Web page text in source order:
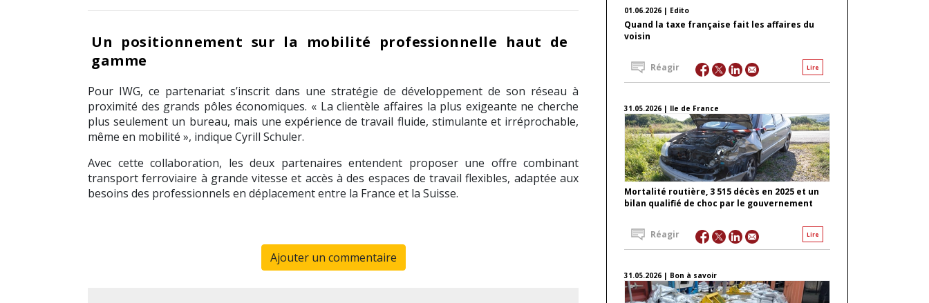
Un positionnement sur la mobilité professionnelle haut de
gamme
Pour IWG, ce partenariat s’inscrit dans une stratégie de développement de son réseau à
proximité des grands pôles économiques. « La clientèle affaires la plus exigeante ne cherche
plus seulement un bureau, mais une expérience de travail fluide, stimulante et irréprochable,
même en mobilité », indique Cyrill Schuler.
Avec cette collaboration, les deux partenaires entendent proposer une offre combinant
transport ferroviaire à grande vitesse et accès à des espaces de travail flexibles, adaptée aux
besoins des professionnels en déplacement entre la France et la Suisse.
Ajouter un commentaire
01.06.2026 | Edito
Quand la taxe française fait les affaires du
voisin
Lire
Réagir
31.05.2026 | Ile de France
Mortalité routière, 3 515 décès en 2025 et un
bilan qualifié de choc par le gouvernement
Lire
Réagir
31.05.2026 | Bon à savoir